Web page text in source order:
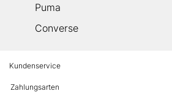
Puma
Converse
Kundenservice
Zahlungsarten